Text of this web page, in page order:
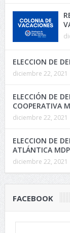
ELECCION DE
diciembre 22, 2021
ELECCIÓN DE
COOPERATIVA
diciembre 22, 2021
ELECCION DE
ATLÁNTICA
diciembre 22, 2021
FACEBOOK